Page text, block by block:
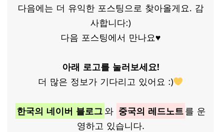
다음에는 더 유익한 포스팅으로 찾아올게요. 감
사합니다:)
다음 포스팅에서 만나요♥
아래 로고를 눌러보세요!
더 많은 정보가 기다리고 있어요 :)
한국의 네이버 블로그 와 중국의 레드노트를 운
영하고 있습니다.